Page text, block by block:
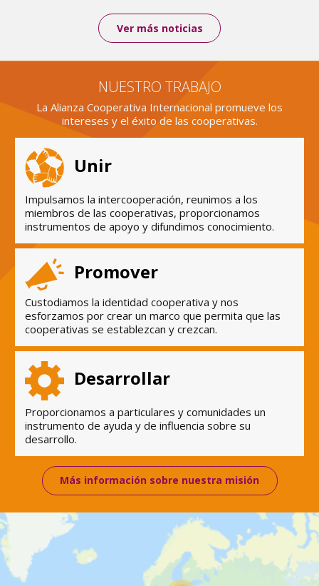
Ver más noticias
NUESTRO TRABAJO
La Alianza Cooperativa Internacional promueve los
intereses y el éxito de las cooperativas.
Unir
Impulsamos la intercooperación, reunimos a los
miembros de las cooperativas, proporcionamos
instrumentos de apoyo y difundimos conocimiento.
Promover
Custodiamos la identidad cooperativa y nos
esforzamos por crear un marco que permita que las
cooperativas se establezcan y crezcan.
Desarrollar
Proporcionamos a particulares y comunidades un
instrumento de ayuda y de influencia sobre su
desarrollo.
Más información sobre nuestra misión